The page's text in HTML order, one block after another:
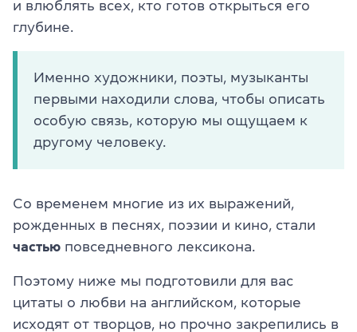
и влюблять всех, кто готов открыться его
глубине.
Именно художники, поэты, музыканты
первыми находили слова, чтобы описать
особую связь, которую мы ощущаем к
другому человеку.
Со временем многие из их выражений,
рожденных в песнях, поэзии и кино, стали
частью повседневного лексикона.
Поэтому ниже мы подготовили для вас
цитаты о любви на английском, которые
исходят от творцов, но прочно закрепились в